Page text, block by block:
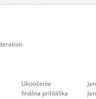
Ukončenie
finálna prihláška